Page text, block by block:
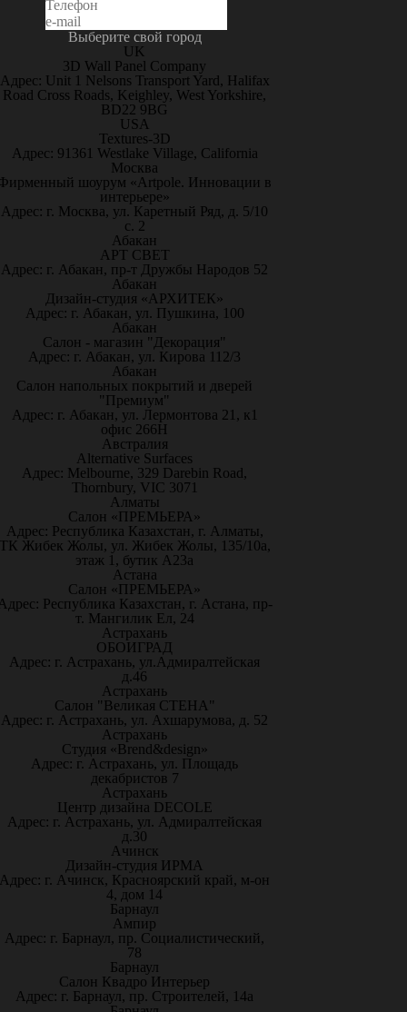
Выберите свой город
UK
3D Wall Panel Company
Адрес: Unit 1 Nelsons Transport Yard, Halifax
Road Cross Roads, Keighley, West Yorkshire,
BD22 9BG
USA
Textures-3D
Адрес: 91361 Westlake Village, California
Москва
шоурум «Artpole. Инновации в
интерьере»
Адрес: г. Москва, ул. Каретный Ряд, д. 5/10
с. 2
Абакан
АРТ СВЕТ
Адрес: г. Абакан, пр-т Дружбы Народов 52
Абакан
Дизайн-студия «АРХИТЕК»
Адрес: г. Абакан, ул. Пушкина, 100
Абакан
Салон - магазин "Декорация"
Адрес: г. Абакан, ул. Кирова 112/3
Абакан
Салон напольных покрытий и дверей
"Премиум"
Адрес: г. Абакан, ул. Лермонтова 21, к1
офис 266Н
Австралия
Alternative Surfaces
Адрес: Melbourne, 329 Darebin Road,
Thornbury, VIC 3071
Алматы
Салон «ПРЕМЬЕРА»
Адрес: Республика Казахстан, г. Алматы,
Жибек Жолы, ул. Жибек Жолы, 135/10а,
этаж 1, бутик А23а
Астана
Салон «ПРЕМЬЕРА»
Республика Казахстан, г. Астана, пр-
т. Мангилик Ел, 24
Астрахань
ОБОИГРАД
Адрес: г. Астрахань, ул.Адмиралтейская
д.46
Астрахань
Салон "Великая СТЕНА"
Адрес: г. Астрахань, ул. Ахшарумова, д. 52
Астрахань
Студия «Brend&design»
Адрес: г. Астрахань, ул. Площадь
декабристов 7
Астрахань
Центр дизайна DECOLE
Адрес: г. Астрахань, ул. Адмиралтейская
д.30
Ачинск
Дизайн-студия ИРМА
Адрес: г. Ачинск, Красноярский край, м-он
4, дом 14
Барнаул
Ампир
Адрес: г. Барнаул, пр. Социалистический,
78
Барнаул
Салон Квадро Интерьер
Адрес: г. Барнаул, пр. Строителей, 14а